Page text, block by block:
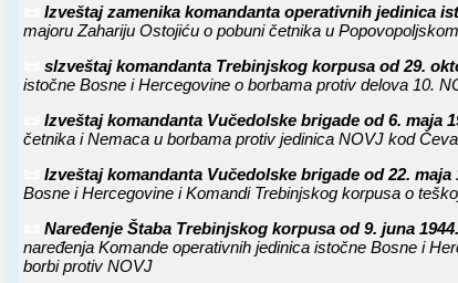
Izveštaj zamenika komandanta operativnih jedinica
majoru Zahariju Ostojiću o pobuni četnika u
slzveštaj komandanta Trebinjskog korpusa od 29.
istočne Bosne i Hercegovine o borbama protiv delova 10.
Izveštaj komandanta Vučedolske brigade od 6. maja
četnika i Nemaca u borbama protiv jedinica NOVJ kod
Izveštaj komandanta Vučedolske brigade od 22.
Bosne i Hercegovine i Komandi Trebinjskog korpusa o
Naređenje Štaba Trebinjskog korpusa od 9. juna
naređenja Komande operativnih jedinica istočne Bosne i
borbi protiv NOVJ